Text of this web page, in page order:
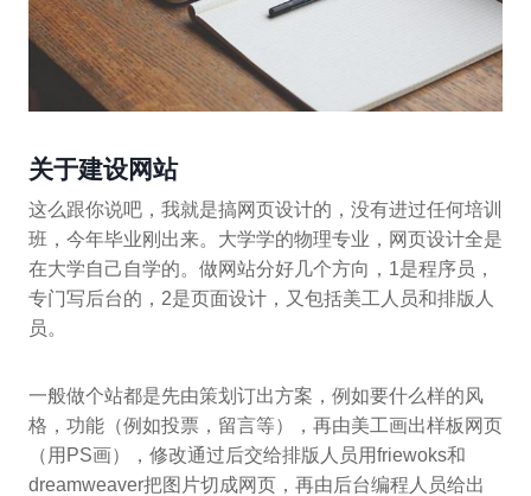
关于建设网站
这么跟你说吧，我就是搞网页设计的，没有进过任何培训
班，今年毕业刚出来。大学学的物理专业，网页设计全是
在大学自己自学的。做网站分好几个方向，1是程序员，
专门写后台的，2是页面设计，又包括美工人员和排版人
员。
一般做个站都是先由策划订出方案，例如要什么样的风
格，功能（例如投票，留言等），再由美工画出样板网页
（用PS画），修改通过后交给排版人员用friewoks和
dreamweaver把图片切成网页，再由后台编程人员给出